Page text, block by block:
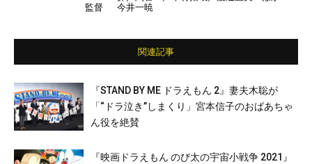
監督
今井一暁
関連記事
『STAND BY ME ドラえもん 2』妻夫木聡が
「“ドラ泣き”しまくり」宮本信子のおばあちゃ
ん役を絶賛
『映画ドラえもん のび太の宇宙小戦争 2021』